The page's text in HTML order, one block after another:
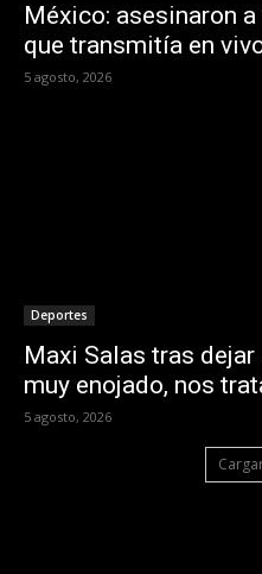
México: asesinaron
que transmitía en
5 agosto, 2026
Deportes
Maxi Salas tras dejar
muy enojado, nos
5 agosto, 2026